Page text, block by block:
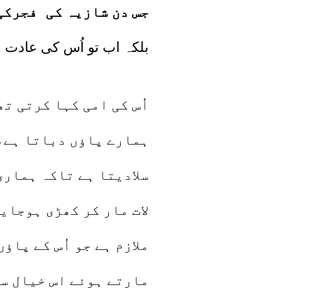
جس دن شازیہ کی
بلکہ اب تو اُس کی عادت
اُس کی امی کہا کرتی
ہمارے پاؤں دباتا
سلادیتا ہے تاکہ
لات مار کر کھڑی
ملازم ہے جو اُس کے
مارتے ہوئے اس خیال